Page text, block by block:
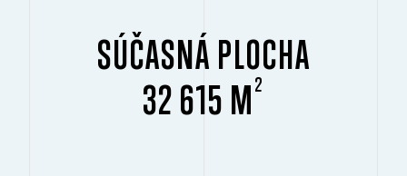
SÚČASNÁ PLOCHA
32 615 M 2